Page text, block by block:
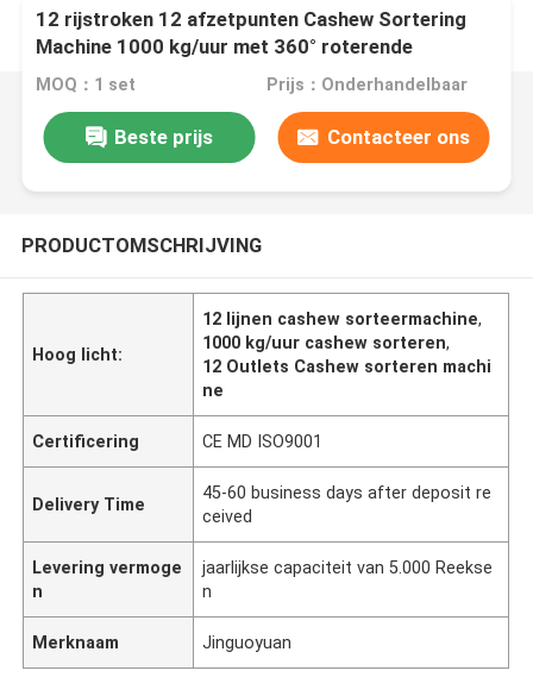
12 rijstroken 12 afzetpunten Cashew Sortering
Machine 1000 kg/uur met 360° roterende
scanning en deep learning technologie
MOQ：1 set Prijs：Onderhandelbaar
Beste prijs Contacteer ons
PRODUCTOMSCHRIJVING
Hoog licht:
12 lijnen cashew sorteermachine,
1000 kg/uur cashew sorteren,
12 Outlets Cashew sorteren machi
ne
Certificering CE MD ISO9001
Delivery Time
45-60 business days after deposit re
ceived
Levering vermoge
n
jaarlijkse capaciteit van 5.000 Reekse
n
Merknaam Jinguoyuan